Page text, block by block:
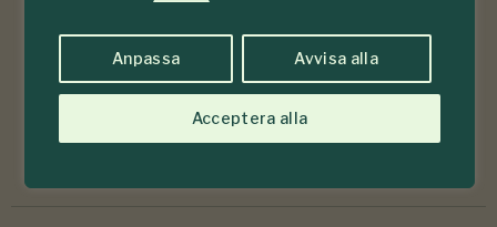
Anpassa Avvisa alla
Acceptera alla
Prenumerera